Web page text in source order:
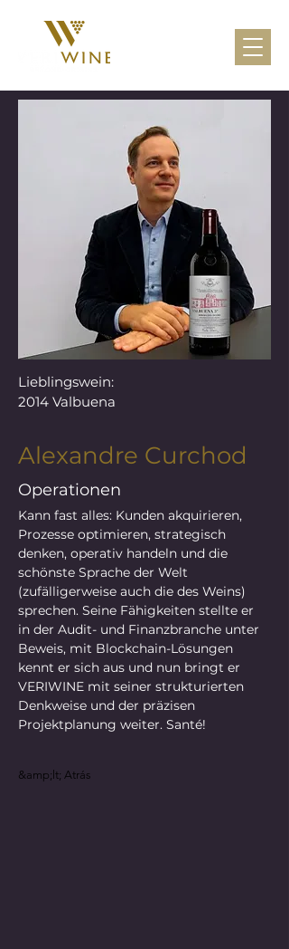
Lieblingswein:
2014 Valbuena
Alexandre Curchod
Operationen
Kann fast alles: Kunden akquirieren,
Prozesse optimieren, strategisch
denken, operativ handeln und die
schönste Sprache der Welt
(zufälligerweise auch die des Weins)
sprechen. Seine Fähigkeiten stellte er
in der Audit- und Finanzbranche unter
Beweis, mit Blockchain-Lösungen
kennt er sich aus und nun bringt er
VERIWINE mit seiner strukturierten
Denkweise und der präzisen
Projektplanung weiter. Santé!
&amp;lt; Atrás